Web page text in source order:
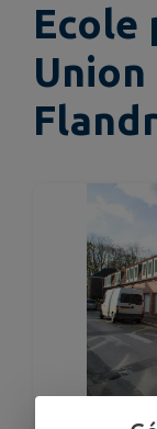
Ecole
Union